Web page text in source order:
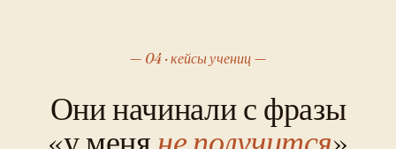
04 · кейсы учениц
Они начинали с фразы